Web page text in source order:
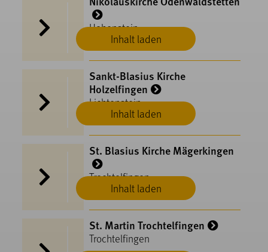
Inhalt laden
Hohenstein
Inhalt laden
Sankt-Blasius Kirche
Holzelfingen
Lichtenstein
Inhalt laden
St. Blasius Kirche Mägerkingen
Trochtelfingen
St. Martin Trochtelfingen
Trochtelfingen